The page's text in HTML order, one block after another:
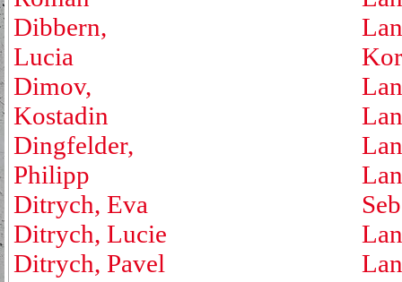
Dibbern,
Lucia
Dimov,
Kostadin
Dingfelder,
Philipp
Ditrych, Eva
Ditrych, Lucie
Ditrych, Pavel